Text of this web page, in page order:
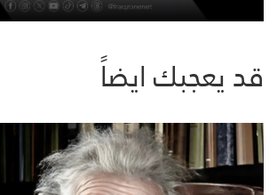
قد يعجبك ايضاً